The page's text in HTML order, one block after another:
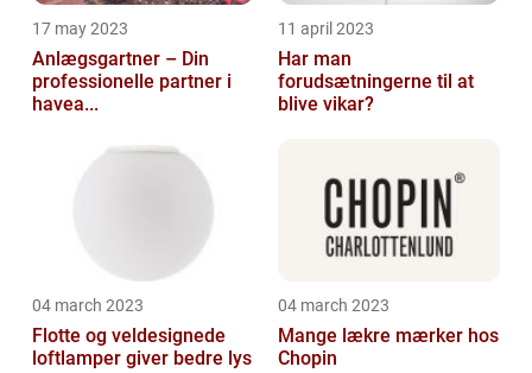
17 may 2023
Anlægsgartner – Din
professionelle partner i
havea...
11 april 2023
Har man
forudsætningerne til at
blive vikar?
04 march 2023
Flotte og veldesignede
loftlamper giver bedre lys
04 march 2023
Mange lækre mærker hos
Chopin